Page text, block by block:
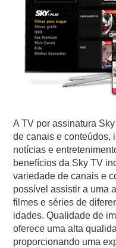
A TV por assinatura
de canais e conteúdos,
notícias e
benefícios da Sky TV
variedade de canais e
possível assistir a uma
filmes e séries de
idades. Qualidade de
oferece uma alta
proporcionando uma